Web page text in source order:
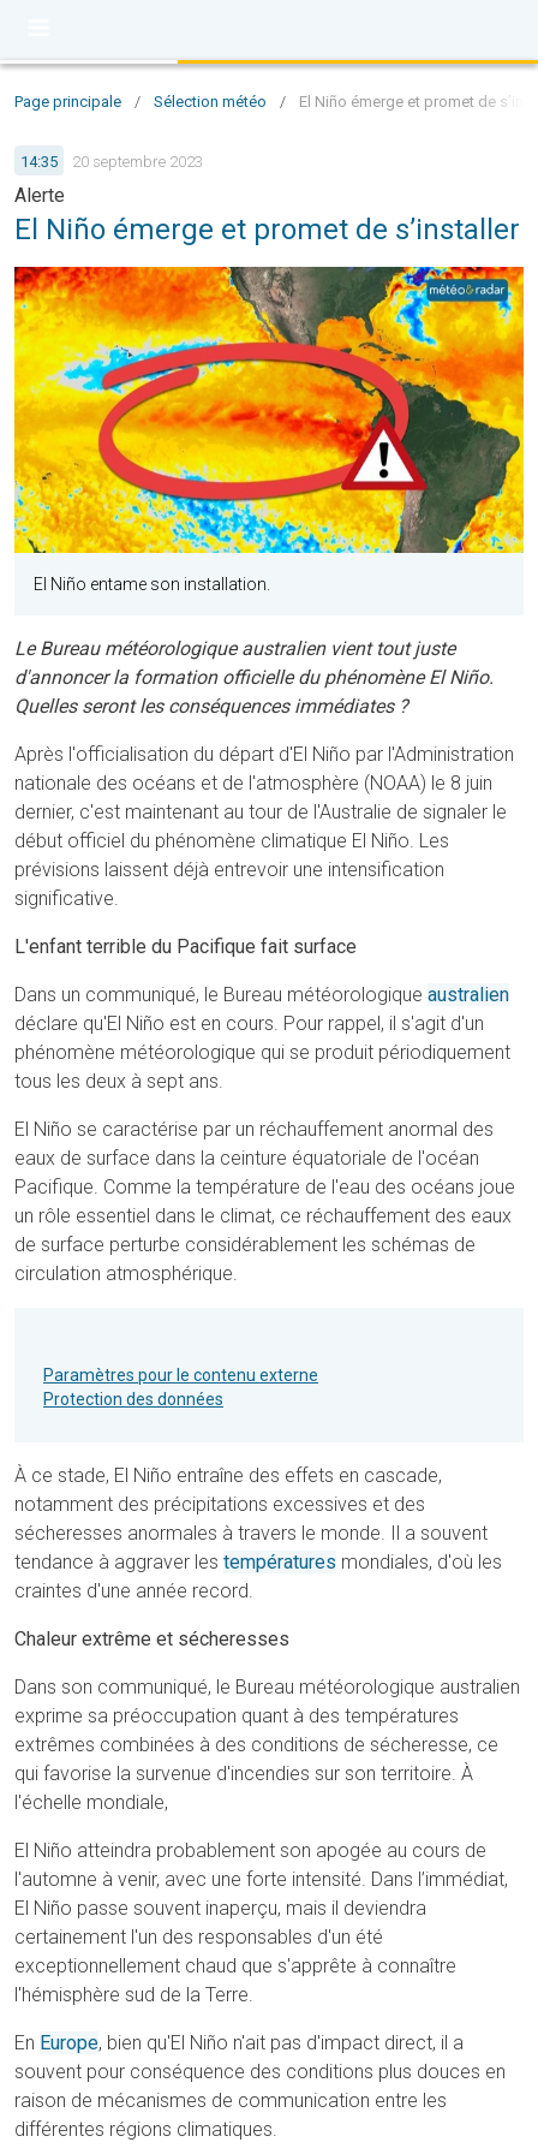
Page principale / Sélection météo / El Niño émerge et promet de
14:35 20 septembre 2023
Alerte
El Niño émerge et promet de s’installer
El Niño entame son installation.
Le Bureau météorologique australien vient tout juste
d'annoncer la formation officielle du phénomène El Niño.
Quelles seront les conséquences immédiates ?
Après l'officialisation du départ d'El Niño par l'Administration
nationale des océans et de l'atmosphère (NOAA) le 8 juin
dernier, c'est maintenant au tour de l'Australie de signaler le
début officiel du phénomène climatique El Niño. Les
prévisions laissent déjà entrevoir une intensification
significative.
L'enfant terrible du Pacifique fait surface
Dans un communiqué, le Bureau météorologique australien
déclare qu'El Niño est en cours. Pour rappel, il s'agit d'un
phénomène météorologique qui se produit périodiquement
tous les deux à sept ans.
El Niño se caractérise par un réchauffement anormal des
eaux de surface dans la ceinture équatoriale de l'océan
Pacifique. Comme la température de l'eau des océans joue
un rôle essentiel dans le climat, ce réchauffement des eaux
de surface perturbe considérablement les schémas de
circulation atmosphérique.
Paramètres pour le contenu externe
Protection des données
À ce stade, El Niño entraîne des effets en cascade,
notamment des précipitations excessives et des
sécheresses anormales à travers le monde. Il a souvent
tendance à aggraver les températures mondiales, d'où les
craintes d'une année record.
Chaleur extrême et sécheresses
Dans son communiqué, le Bureau météorologique australien
exprime sa préoccupation quant à des températures
extrêmes combinées à des conditions de sécheresse, ce
qui favorise la survenue d'incendies sur son territoire. À
l'échelle mondiale,
El Niño atteindra probablement son apogée au cours de
l'automne à venir, avec une forte intensité. Dans l’immédiat,
El Niño passe souvent inaperçu, mais il deviendra
certainement l'un des responsables d'un été
exceptionnellement chaud que s'apprête à connaître
l'hémisphère sud de la Terre.
En Europe, bien qu'El Niño n'ait pas d'impact direct, il a
souvent pour conséquence des conditions plus douces en
raison de mécanismes de communication entre les
différentes régions climatiques.